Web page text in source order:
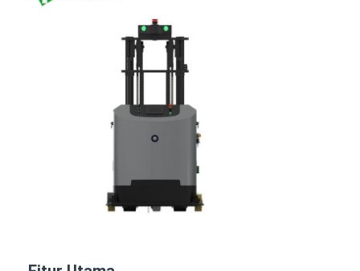
UGV kabel-dikendalikan empat roda luar sasis
Peralatan Pengisian Dukungan AGV
Penggerak roda kemudi AGV
Pemasangan Mesin Angkat AGV
Pelita Teleskop Palet Listrik